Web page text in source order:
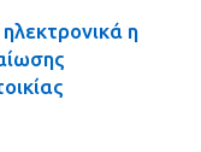
η